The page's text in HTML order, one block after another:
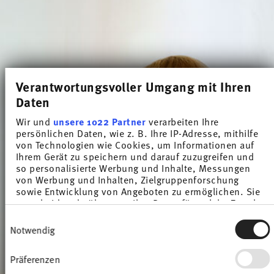
Verantwortungsvoller Umgang mit Ihren
Daten
Wir und unsere 1022 Partnerverarbeiten Ihre
persönlichen Daten, wie z. B. Ihre IP-Adresse, mithilfe
von Technologien wie Cookies, um Informationen auf
Ihrem Gerät zu speichern und darauf zuzugreifen und
so personalisierte Werbung und Inhalte, Messungen
von Werbung und Inhalten, Zielgruppenforschung
sowie Entwicklung von Angeboten zu ermöglichen. Sie
entscheiden darüber, wer Ihre Daten für welche Zwecke
Cookie-Erklärung oder durch Klicken auf das Privacy
Trigger Symbol ändern oder widerrufen
Wenn Sie es erlauben, würden wir auch gerne:
Notwendig
Präferenzen